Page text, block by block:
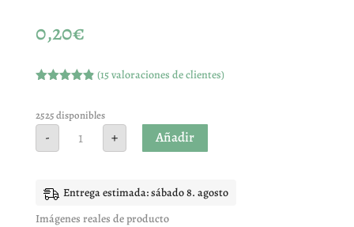
0,20€
5 en base
a
valoracione
(15valoraciones de clientes)
2525 disponibles
-
MERENGUE
NATA
cantidad
+ Añadir
Entrega estimada: sábado 8. agosto
Imágenes reales de producto